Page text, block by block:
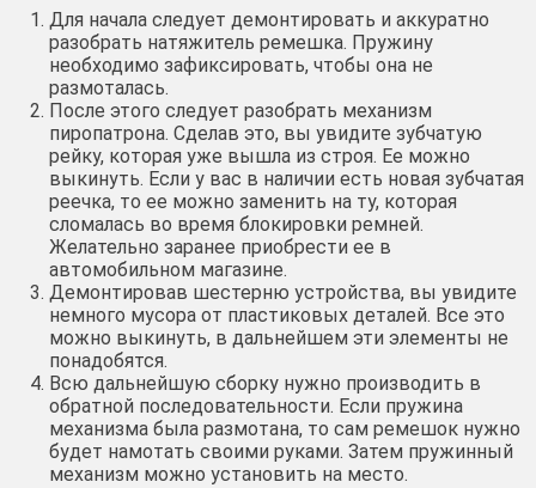
Для начала следует демонтировать и аккуратно
разобрать натяжитель ремешка. Пружину
необходимо зафиксировать, чтобы она не
размоталась.
После этого следует разобрать механизм
пиропатрона. Сделав это, вы увидите зубчатую
рейку, которая уже вышла из строя. Ее можно
выкинуть. Если у вас в наличии есть новая зубчатая
реечка, то ее можно заменить на ту, которая
сломалась во время блокировки ремней.
Желательно заранее приобрести ее в
автомобильном магазине.
Демонтировав шестерню устройства, вы увидите
немного мусора от пластиковых деталей. Все это
можно выкинуть, в дальнейшем эти элементы не
понадобятся.
Всю дальнейшую сборку нужно производить в
обратной последовательности. Если пружина
механизма была размотана, то сам ремешок нужно
будет намотать своими руками. Затем пружинный
механизм можно установить на место.